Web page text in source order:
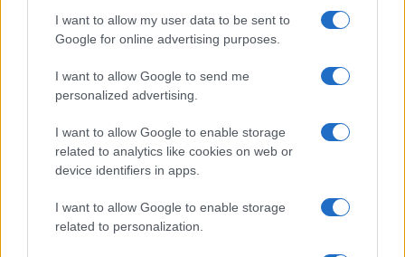
I want to allow my user data to be sent to
Google for online advertising purposes.
I want to allow Google to send me
personalized advertising.
I want to allow Google to enable storage
related to analytics like cookies on web or
device identifiers in apps.
I want to allow Google to enable storage
related to personalization.
πολυλειτουργικός αισθητήρας της
«Ασπίδας του Αχιλλέα»